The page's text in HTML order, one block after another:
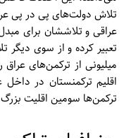
تلاش دولت‌‌های پی در پی
عراقی و تلاششان برای
تعبیر کرده و از سوی دیگر
میلیونی از ترکمن‌‌های
اقلیم ترکمنستان در داخل
ترکمن‌‌ها سومین اقلیت